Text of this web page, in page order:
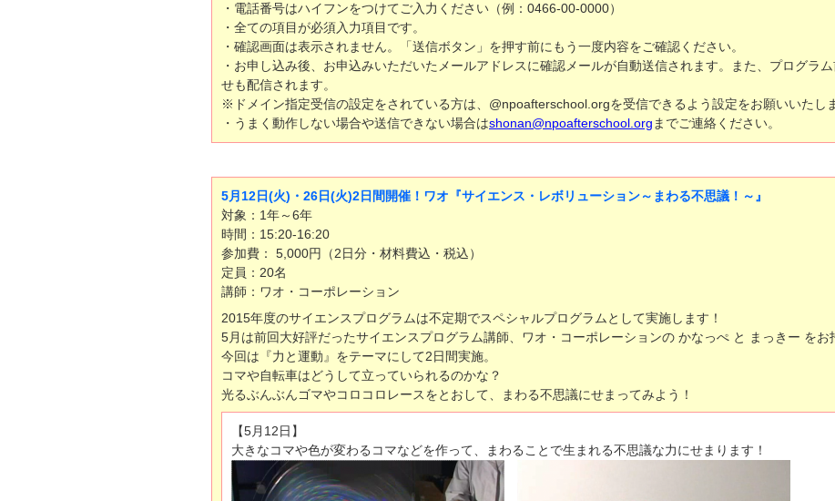
・電話番号はハイフンをつけてご入力ください（例：0466-00-0000）
・全ての項目が必須入力項目です。
・確認画面は表示されません。「送信ボタン」を押す前にもう一度内容をご確認ください。
・お申し込み後、お申込みいただいたメールアドレスに確認メールが自動送信されます。また、プログラ
せも配信されます。
※ドメイン指定受信の設定をされている方は、@npoafterschool.orgを受信できるよう設定をお願いいたしま
・うまく動作しない場合や送信できない場合はshonan@npoafterschool.org までご連絡ください。
5月12日(火)・26日(火)2日間開催！ワオ『サイエンス・レボリューション～まわる不思議！～』
対象：1年～6年
時間：15:20-16:20
参加費： 5,000円（2日分・材料費込・税込）
定員：20名
講師：ワオ・コーポレーション
2015年度のサイエンスプログラムは不定期でスペシャルプログラムとして実施します！
5月は前回大好評だったサイエンスプログラム講師、ワオ・コーポレーションの かなっぺ と まっきー をお
今回は『力と運動』をテーマにして2日間実施。
コマや自転車はどうして立っていられるのかな？
光るぶんぶんゴマやコロコロレースをとおして、まわる不思議にせまってみよう！
【5月12日】
大きなコマや色が変わるコマなどを作って、まわることで生まれる不思議な力にせまります！